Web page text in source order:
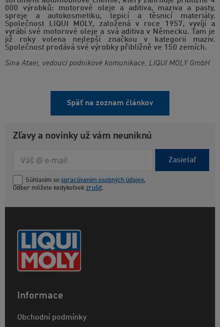
000 výrobků: motorové oleje a aditiva, maziva a pasty,
spreje a autokosmetiku, lepicí a těsnicí materiály.
Společnost LIQUI MOLY, založená v roce 1957, vyvíjí a
vyrábí své motorové oleje a svá aditiva v Německu. Tam je
již roky volena nejlepší značkou v kategorii maziv.
Společnost prodává své výrobky přibližně ve 150 zemích.
Sina Ataei, vedoucí podnikové komunikace, LIQUI MOLY GmbH
Späť na zoznam článkov
Zľavy a novinky už vám neuniknú
Zasielať
Súhlasím so spracúvaním osobných údajov.
Odber môžete kedykoľvek zrušiť.
Informace
Obchodní podmínky